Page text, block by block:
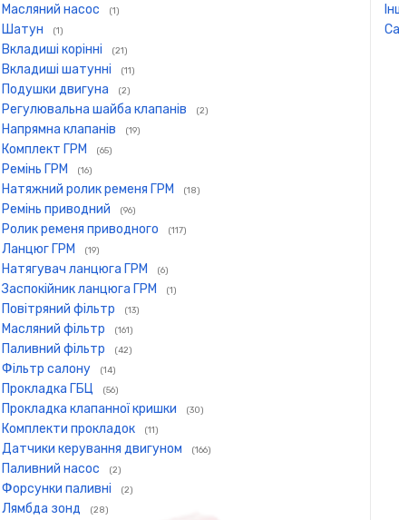
Масляний насос (1)
Шатун (1)
Вкладиші корінні (21)
Вкладиші шатунні (11)
Подушки двигуна (2)
Регулювальна шайба клапанів (2)
Напрямна клапанів (19)
Комплект ГРМ (65)
Ремінь ГРМ (16)
Натяжний ролик ременя ГРМ (18)
Ремінь приводний (96)
Ролик ременя приводного (117)
Ланцюг ГРМ (19)
Натягувач ланцюга ГРМ (6)
Заспокійник ланцюга ГРМ (1)
Повітряний фільтр (13)
Масляний фільтр (161)
Паливний фільтр (42)
Фільтр салону (14)
Прокладка ГБЦ (56)
Прокладка клапанної кришки (30)
Комплекти прокладок (11)
Датчики керування двигуном (166)
Паливний насос (2)
Форсунки паливні (2)
Лямбда зонд (28)